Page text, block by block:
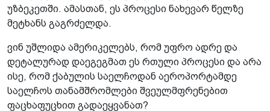
უზბეკეთში. ამასთან, ეს პროცესი ნახევარ წელზე
მეტხანს გაგრძელდა.
ვინ უშლიდა ამერიკელებს, რომ უფრო ადრე და
დეტალურად დაეგეგმათ ეს რთული პროცესი და არა
ისე, რომ ქაბულის საელჩოდან აეროპორტამდე
საელჩოს თანამშრომლები შვეულმფრენებით
ფაცხაფუცხით გადაეყვანათ?